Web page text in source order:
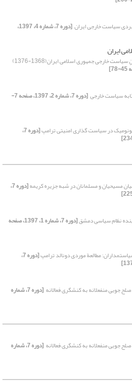
سیاست خارجی ایران [دوره 7، شماره 4، 1397،
ایران
خارجی جمهوری اسلامی ایران(1368-1376)‏
سیاست خارجی [دوره 7، شماره 2، 1397، صفحه 7-
در سیاست گذاری امنیتی ترامپ [دوره 7،
مسیحیان و مسلمانان در شبه جزیره کریمه [دوره 7،
نظام سیاسی دمشق [دوره 7، شماره 1، 1397، صفحه
مطالعة موردی دونالد ترامپ [دوره 7،
جویی منفعلانه به کنشگری فعالانه [دوره 7، شماره
جویی منفعلانه به کنشگری فعالانه [دوره 7، شماره